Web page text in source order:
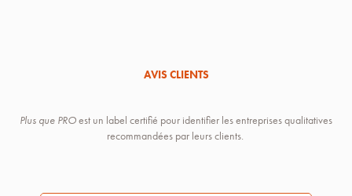
AVIS CLIENTS
Plus que PROest un label certifié pour identifier les entreprises qualitatives
recommandées par leurs clients.